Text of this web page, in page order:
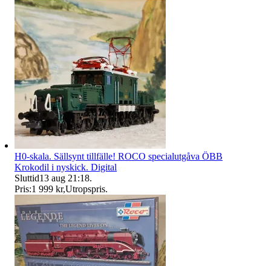
H0-skala. Sällsynt tillfälle! ROCO specialutgåva ÖBB
Krokodil i nyskick. Digital
Sluttid13 aug 21:18.
Pris:1 999 kr,Utropspris.